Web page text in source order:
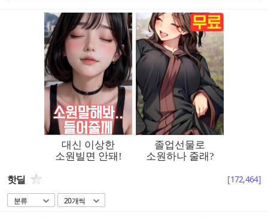
핫딜 [172,464]
분류 20개씩